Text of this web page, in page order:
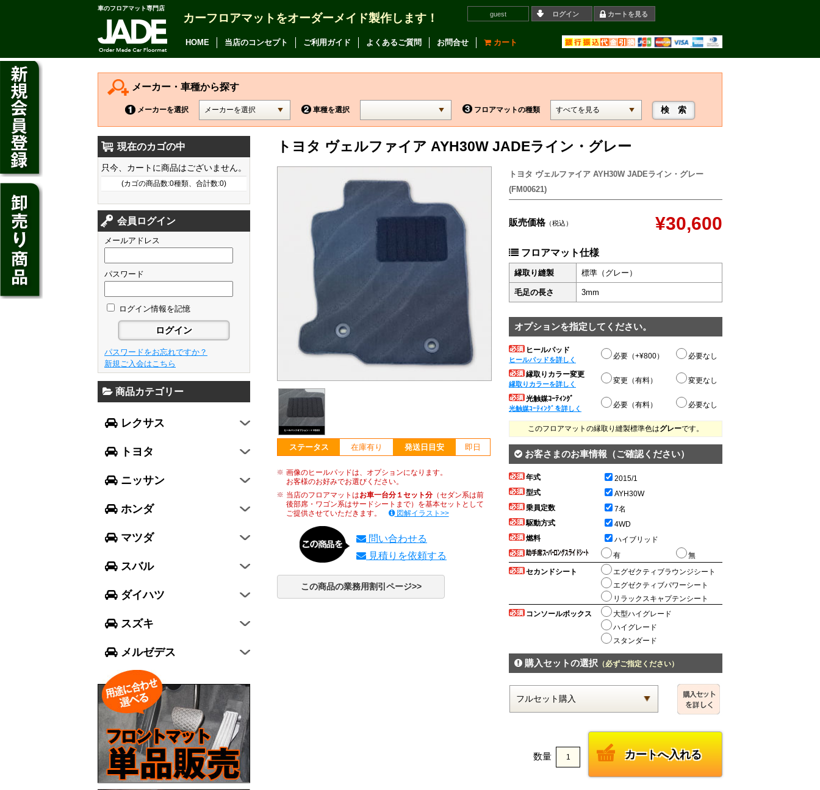
車のフロアマット専門店
カーフロアマットをオーダーメイド製作します！ guest ログイン カートを見る
HOME 当店のコンセプト ご利用ガイド よくあるご質問 お問合せ カート
メーカー・車種から探す
メーカーを選択 車種を選択 フロアマットの種類
トヨタ ヴェルファイア AYH30W JADEライン・グレー
ステータス 在庫有り 発送日目安 即日
画像のヒールパッドは、オプションになります。
お客様のお好みでお選びください。
当店のフロアマットはお車一台分１セット分（セダン系は前
後部席・ワゴン系はサードシートまで）を基本セットとして
ご提供させていただきます。
図解イラスト>>
問い合わせる
見積りを依頼する
この商品の業務用割引ページ>>
トヨタ ヴェルファイア AYH30W JADEライン・グレー
(FM00621)
販売価格（税込） ¥30,600
フロアマット仕様
縁取り縫製 標準（グレー）
毛足の長さ 3mm
オプションを指定してください。
ヒールパッド
ヒールパッドを詳しく 必要（+¥800） 必要なし
縁取りカラー変更
縁取りカラーを詳しく 変更（有料） 変更なし
光触媒ｺｰﾃｨﾝｸﾞ
光触媒ｺｰﾃｨﾝｸﾞを詳しく 必要（有料） 必要なし
このフロアマットの縁取り縫製標準色はグレーです。
お客さまのお車情報（ご確認ください）
年式
2015/1
型式
AYH30W
乗員定数
7名
駆動方式
4WD
燃料
ハイブリッド
有
無
セカンドシート
エグゼクティブラウンジシート
エグゼクティブパワーシート
リラックスキャプテンシート
コンソールボックス
大型ハイグレード
ハイグレード
スタンダード
購入セットの選択（必ずご指定ください）
数量
現在のカゴの中
只今、カートに商品はございません。
(カゴの商品数:0種類、合計数:0)
会員ログイン
メールアドレス
パスワード
ログイン情報を記憶
パスワードをお忘れですか？
新規ご入会はこちら
商品カテゴリー
レクサス
CT200h
HS250h
GS
GS F
NX
RX
LX570
RC
LC
トヨタ
アルファード
ヴェルファイア
カムリ
カローラ アクシオ
プレミオ
プリウス
SAI
クラウン アスリート
クラウン マジェスタ
クラウン ロイヤル
アベンシス
カローラ フィールダー
プリウスα
FJクルーザー
CH-R
ハリアー
86
ニッサン
デイズ
デイズ ルークス
ジューク
ノート
キューブ
セレナ
エルグランド
エクストレイル
ティアナ
スカイライン
GT-R
ホンダ
フィット
シャトル
ジェイド
フリード
N-ONE
N-BOX
N-BOX SLASH
N-BOX+
N-WGN
グレイス
ヴェゼル
マツダ
フレア
フレアワゴン
フレアクロスオーバー
キャロル
デミオ
アクセラ スポーツ
アテンザ ワゴン
CX-3
ビアンテ
スバル
レガシィ B4
レガシィ アウトバック
WRX S4
インプレッサ スポーツ
インプレッサ G4
エクシーガ クロスオーバー7
ダイハツ
ミラ イース
ミラ
ミラ ココア
ムーヴ キャンバス
タント
トール
スズキ
スペーシア
ハスラー
エヴリィワゴン
スイフト
ジムニー シエラ
メルゼデス
Aクラス
GLCクラス